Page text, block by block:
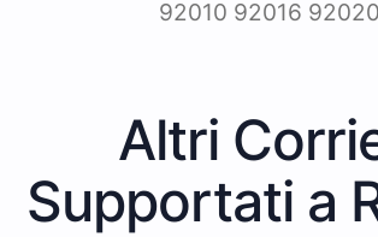
92010 92016 92020
Altri
Supportati a